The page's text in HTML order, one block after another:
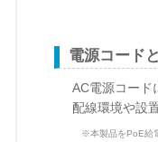
電源コード
AC電源コード
配線環境や設
※本製品をPoE給